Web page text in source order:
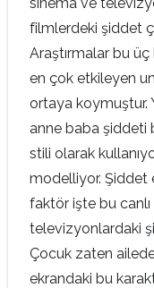
filmlerdeki şiddet
Araştırmalar bu
en çok etkileyen
ortaya koymuştur.
anne baba şiddeti
stili olarak
modelliyor. Şiddet
faktör işte bu canlı
televizyonlardaki
Çocuk zaten
ekrandaki bu